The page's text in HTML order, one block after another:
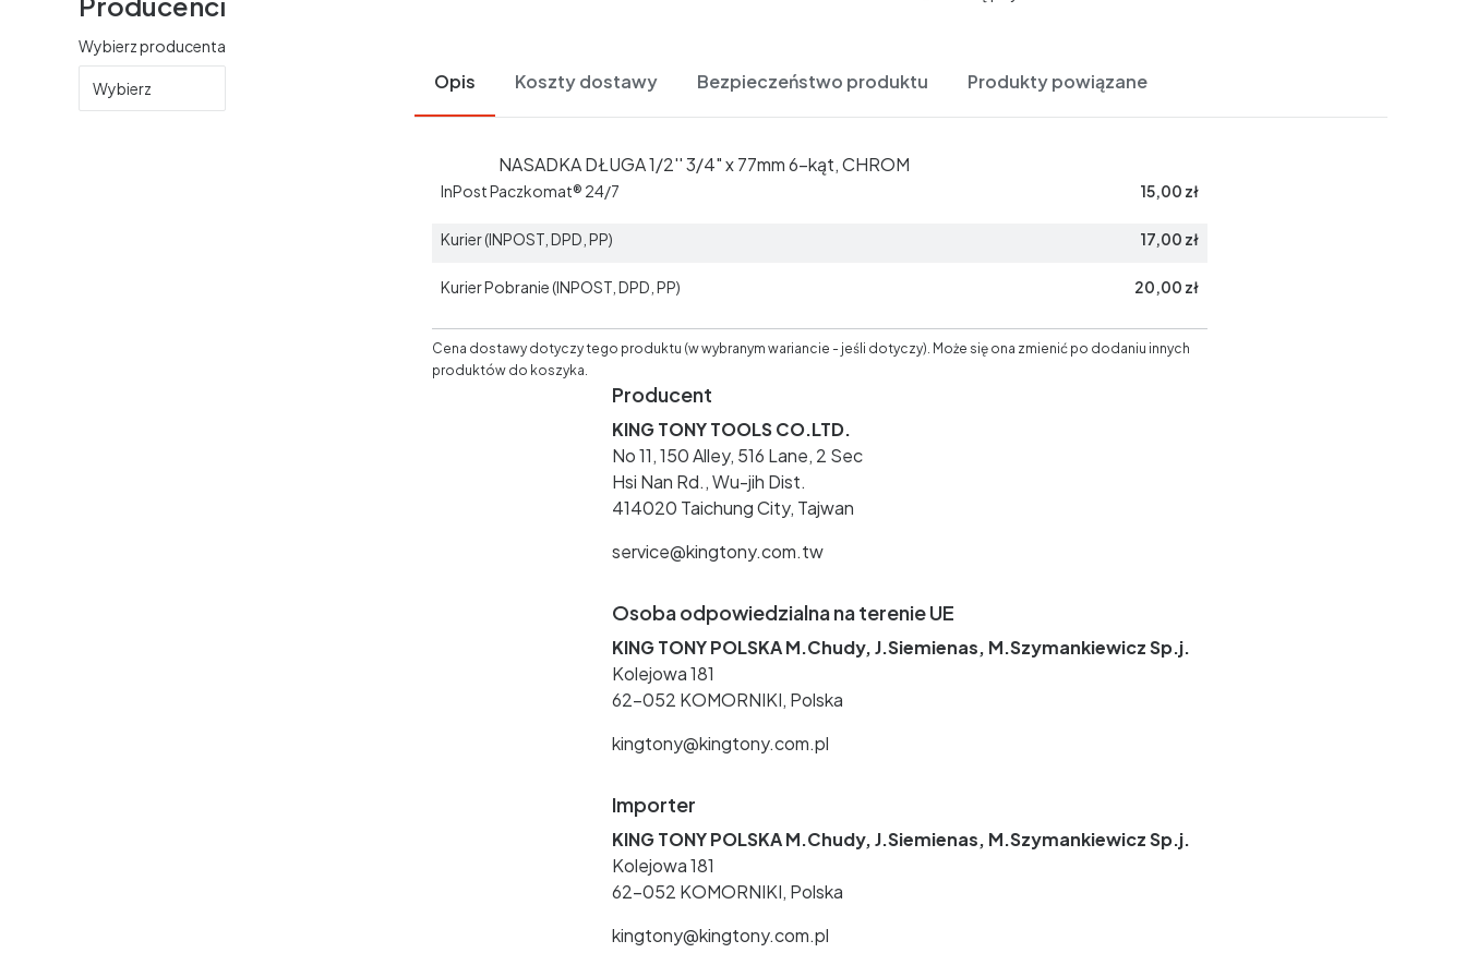
Wybierz producenta
Wybierz Opis Koszty dostawy Bezpieczeństwo produktu Produkty powiązane
NASADKA DŁUGA 1/2'' 3/4" x 77mm 6-kąt, CHROM
InPost Paczkomat® 24/7 15,00 zł
Kurier (INPOST, DPD, PP) 17,00 zł
Kurier Pobranie (INPOST, DPD, PP) 20,00 zł
Cena dostawy dotyczy tego produktu (w wybranym wariancie - jeśli dotyczy). Może się ona zmienić po dodaniu innych
produktów do koszyka.
Producent
KING TONY TOOLS CO.LTD.
No 11, 150 Alley, 516 Lane, 2 Sec
Hsi Nan Rd., Wu-jih Dist.
414020 Taichung City, Tajwan
service@kingtony.com.tw
Osoba odpowiedzialna na terenie UE
KING TONY POLSKA M.Chudy, J.Siemienas, M.Szymankiewicz Sp.j.
Kolejowa 181
62-052 KOMORNIKI, Polska
kingtony@kingtony.com.pl
Importer
KING TONY POLSKA M.Chudy, J.Siemienas, M.Szymankiewicz Sp.j.
Kolejowa 181
62-052 KOMORNIKI, Polska
kingtony@kingtony.com.pl